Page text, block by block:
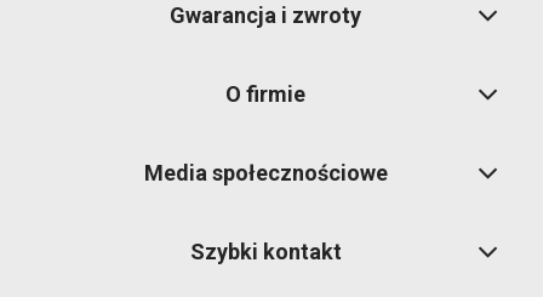
Gwarancja i zwroty
O firmie
Media społecznościowe
Szybki kontakt